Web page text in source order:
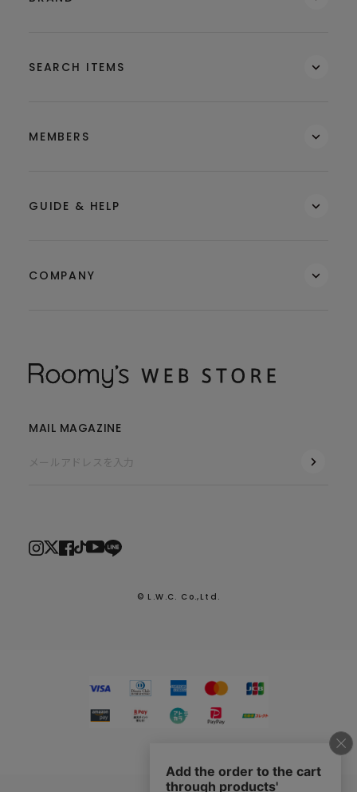
SEARCH ITEMS
MEMBERS
GUIDE & HELP
COMPANY
MAIL MAGAZINE
© L.W.C. Co.,Ltd.